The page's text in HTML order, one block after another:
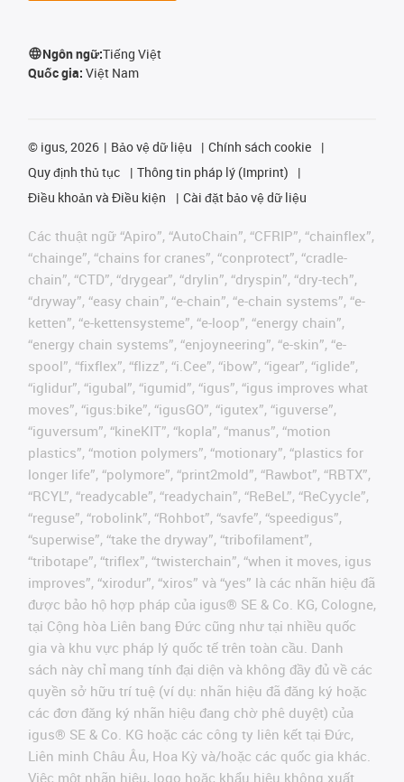
Ngôn ngữ:Tiếng Việt
Quốc gia: Việt Nam
© igus, 2026 Bảo vệ dữ liệu
Chính sách cookie
Quy định thủ tục
Thông tin pháp lý (Imprint)
Điều khoản và Điều kiện
Cài đặt bảo vệ dữ liệu
Các thuật ngữ “Apiro”, “AutoChain”, “CFRIP”, “chainflex”,
“chainge”, “chains for cranes”, “conprotect”, “cradle-
chain”, “CTD”, “drygear”, “drylin”, “dryspin”, “dry-tech”,
“dryway”, “easy chain”, “e-chain”, “e-chain systems”, “e-
ketten”, “e-kettensysteme”, “e-loop”, “energy chain”,
“energy chain systems”, “enjoyneering”, “e-skin”, “e-
spool”, “fixflex”, “flizz”, “i.Cee”, “ibow”, “igear”, “iglide”,
“iglidur”, “igubal”, “igumid”, “igus”, “igus improves what
moves”, “igus:bike”, “igusGO”, “igutex”, “iguverse”,
“iguversum”, “kineKIT”, “kopla”, “manus”, “motion
plastics”, “motion polymers”, “motionary”, “plastics for
longer life”, “polymore”, “print2mold”, “Rawbot”, “RBTX”,
“RCYL”, “readycable”, “readychain”, “ReBeL”, “ReCyycle”,
“reguse”, “robolink”, “Rohbot”, “savfe”, “speedigus”,
“superwise”, “take the dryway”, “tribofilament”,
“tribotape”, “triflex”, “twisterchain”, “when it moves, igus
improves”, “xirodur”, “xiros” và “yes” là các nhãn hiệu đã
được bảo hộ hợp pháp của igus® SE & Co. KG, Cologne,
tại Cộng hòa Liên bang Đức cũng như tại nhiều quốc
gia và khu vực pháp lý quốc tế trên toàn cầu. Danh
sách này chỉ mang tính đại diện và không đầy đủ về các
quyền sở hữu trí tuệ (ví dụ: nhãn hiệu đã đăng ký hoặc
các đơn đăng ký nhãn hiệu đang chờ phê duyệt) của
igus® SE & Co. KG hoặc các công ty liên kết tại Đức,
Liên minh Châu Âu, Hoa Kỳ và/hoặc các quốc gia khác.
Việc một nhãn hiệu, logo hoặc khẩu hiệu không xuất